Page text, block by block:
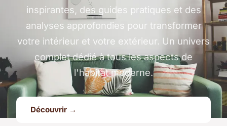
inspirantes, des guides pratiques et des
analyses approfondies pour transformer
votre intérieur et votre extérieur. Un univers
complet dédié à tous les aspects de
l'habitat moderne.
Découvrir →